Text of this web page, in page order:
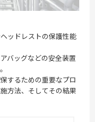
ッドレストの保護性能
バッグなどの安全装置
するための重要なプロ
方法、そしてその結果